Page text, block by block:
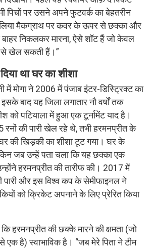
पिचों पर उसने अपने फुटवर्क का बेहतरीन
मैकग्राथ पर कवर के ऊपर से छक्का और
बाहर निकलकर मारना, ऐसे शॉट हैं जो केवल
से खेल सकती हैं।”
था घर का शीशा
में मोगा ने 2006 में पंजाब इंटर-डिस्ट्रिक्ट का
बाद यह जिला लगातार नौ वर्षों तक
को पटियाला में हुआ एक टूर्नामेंट याद है।
रनों की पारी खेल रहे थे, तभी हरमनप्रीत के
की खिड़की का शीशा टूट गया। घर के
जब उन्हें पता चला कि यह छक्का एक
हरमनप्रीत की तारीफ की। 2017 में
पारी और इस विश्व कप के सेमीफाइनल ने
को क्रिकेट अपनाने के लिए प्रेरित किया
हरमनप्रीत की छक्के मारने की क्षमता (जो
एक है) स्वाभाविक है। “जब मेरे पिता ने टीम